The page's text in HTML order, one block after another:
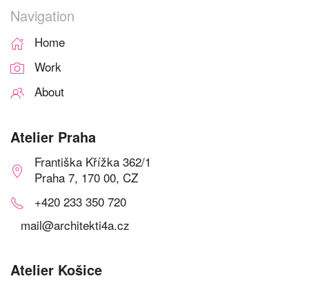
Navigation
Home
Work
About
Atelier Praha
Františka Křížka 362/1
Praha 7, 170 00, CZ
+420 233 350 720
mail@architekti4a.cz
Atelier Košice